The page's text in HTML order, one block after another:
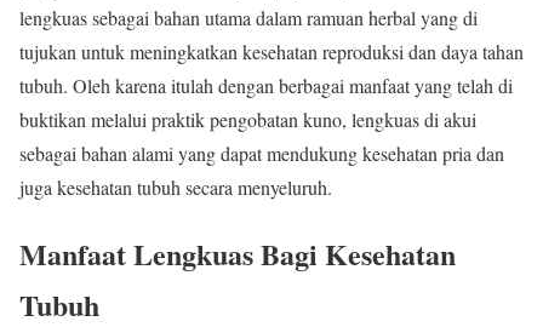
lengkuas sebagai bahan utama dalam ramuan herbal yang di
tujukan untuk meningkatkan kesehatan reproduksi dan daya tahan
tubuh. Oleh karena itulah dengan berbagai manfaat yang telah di
buktikan melalui praktik pengobatan kuno, lengkuas di akui
sebagai bahan alami yang dapat mendukung kesehatan pria dan
juga kesehatan tubuh secara menyeluruh.
Manfaat Lengkuas Bagi Kesehatan
Tubuh